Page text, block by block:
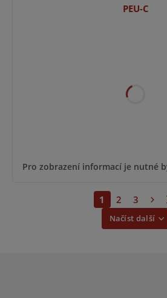
PEU-C
Pro zobrazení informací je nutné
Načíst další
1 2 3